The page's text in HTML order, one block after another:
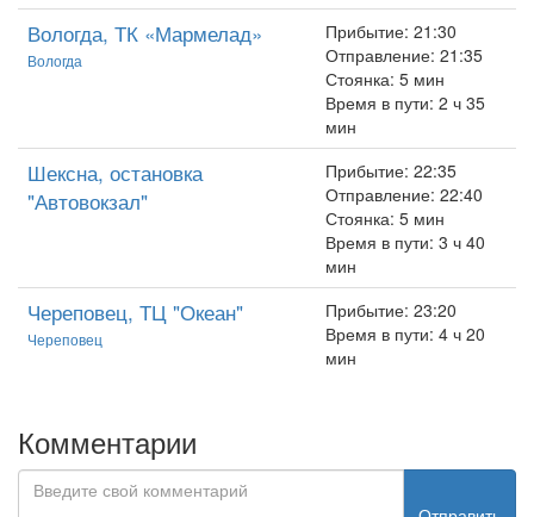
Вологда, ТК «Мармелад»
Вологда
Прибытие: 21:30
Отправление: 21:35
Стоянка: 5 мин
Время в пути: 2 ч 35
мин
Шексна, остановка
"Автовокзал"
Прибытие: 22:35
Отправление: 22:40
Стоянка: 5 мин
Время в пути: 3 ч 40
мин
Череповец, ТЦ "Океан"
Череповец
Прибытие: 23:20
Время в пути: 4 ч 20
мин
Комментарии